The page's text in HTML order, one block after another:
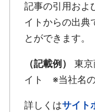
記事の引用およ
イトからの出典
とができます。
（記載例）
東
イト ※当社名の
詳しくはサイト